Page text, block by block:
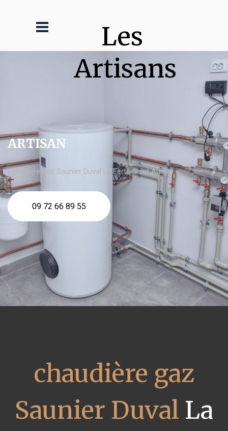
Les
Artisans
ARTISAN
chaudière gaz Saunier Duval La Ferté Saint Aubin
09 72 66 89 55
chaudière gaz
Saunier Duval La